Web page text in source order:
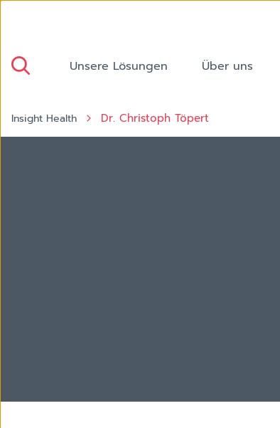
Unsere Lösungen Über uns
Insight Health Dr. Christoph Töpert